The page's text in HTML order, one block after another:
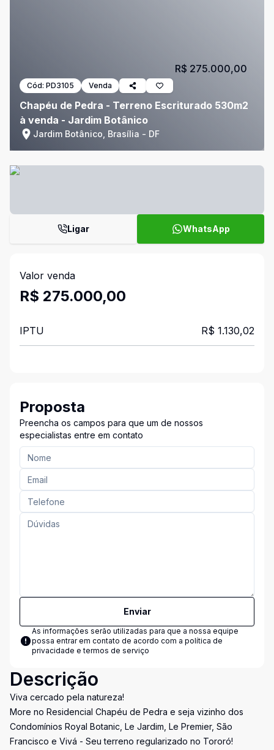
Cód: PD3105 Venda
Chapéu de Pedra - Terreno Escriturado 530m2
à venda - Jardim Botânico
Jardim Botânico, Brasília - DF
R$ 275.000,00
Ligar WhatsApp
Valor venda
R$ 275.000,00
IPTU R$ 1.130,02
Proposta
Preencha os campos para que um de nossos
especialistas entre em contato
Enviar
As informações serão utilizadas para que a nossa equipe
possa entrar em contato de acordo com a política de
privacidade e termos de serviço
Descrição
Viva cercado pela natureza!
More no Residencial Chapéu de Pedra e seja vizinho dos
Condomínios Royal Botanic, Le Jardim, Le Premier, São
Francisco e Vivá - Seu terreno regularizado no Tororó!